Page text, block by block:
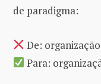
de paradigma:
De:
Para: